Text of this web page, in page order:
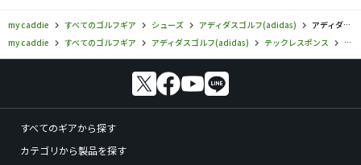
my caddie すべてのゴルフギア シューズ アディダスゴルフ(adidas)
アディダスゴルフ／テックレスポンス／シューズの口コミ評価
my caddie
すべてのゴルフギア アディダスゴルフ(adidas) テックレスポンス ア
すべてのギアから探す
カテゴリから製品を探す